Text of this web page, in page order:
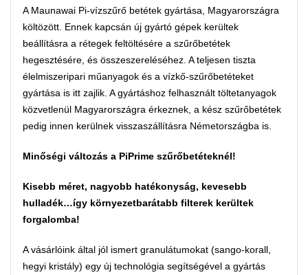
A Maunawai Pi-vízszűrő betétek gyártása, Magyarországra
költözött. Ennek kapcsán új gyártó gépek kerültek
beállításra a rétegek feltöltésére a szűrőbetétek
hegesztésére, és összeszereléséhez. A teljesen tiszta
élelmiszeripari műanyagok és a vízkő-szűrőbetéteket
gyártása is itt zajlik. A gyártáshoz felhasznált töltetanyagok
közvetlenül Magyarországra érkeznek, a kész szűrőbetétek
pedig innen kerülnek visszaszállításra Németországba is.
Minőségi változás a PiPrime szűrőbetéteknél!
Kisebb méret, nagyobb hatékonyság, kevesebb
hulladék…így környezetbarátabb filterek kerültek
forgalomba!
A vásárlóink által jól ismert granulátumokat (sango-korall,
hegyi kristály) egy új technológia segítségével a gyártás